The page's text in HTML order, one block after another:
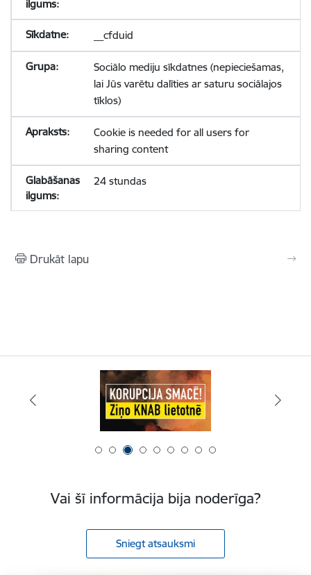
__cfduid
Sociālo mediju sīkdatnes (nepieciešamas,
lai Jūs varētu dalīties ar saturu sociālajos
tīklos)
Cookie is needed for all users for
sharing content
24 stundas
Drukāt lapu
Vai šī informācija bija noderīga?
Sniegt atsauksmi